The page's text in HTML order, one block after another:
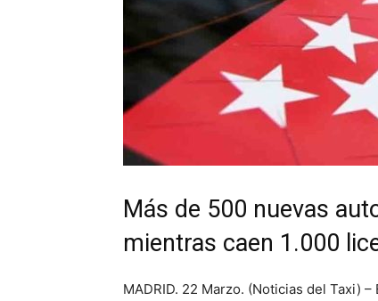
Más de 500 nuevas
mientras caen 1.000
MADRID. 22 Marzo. (Noticias del Taxi)